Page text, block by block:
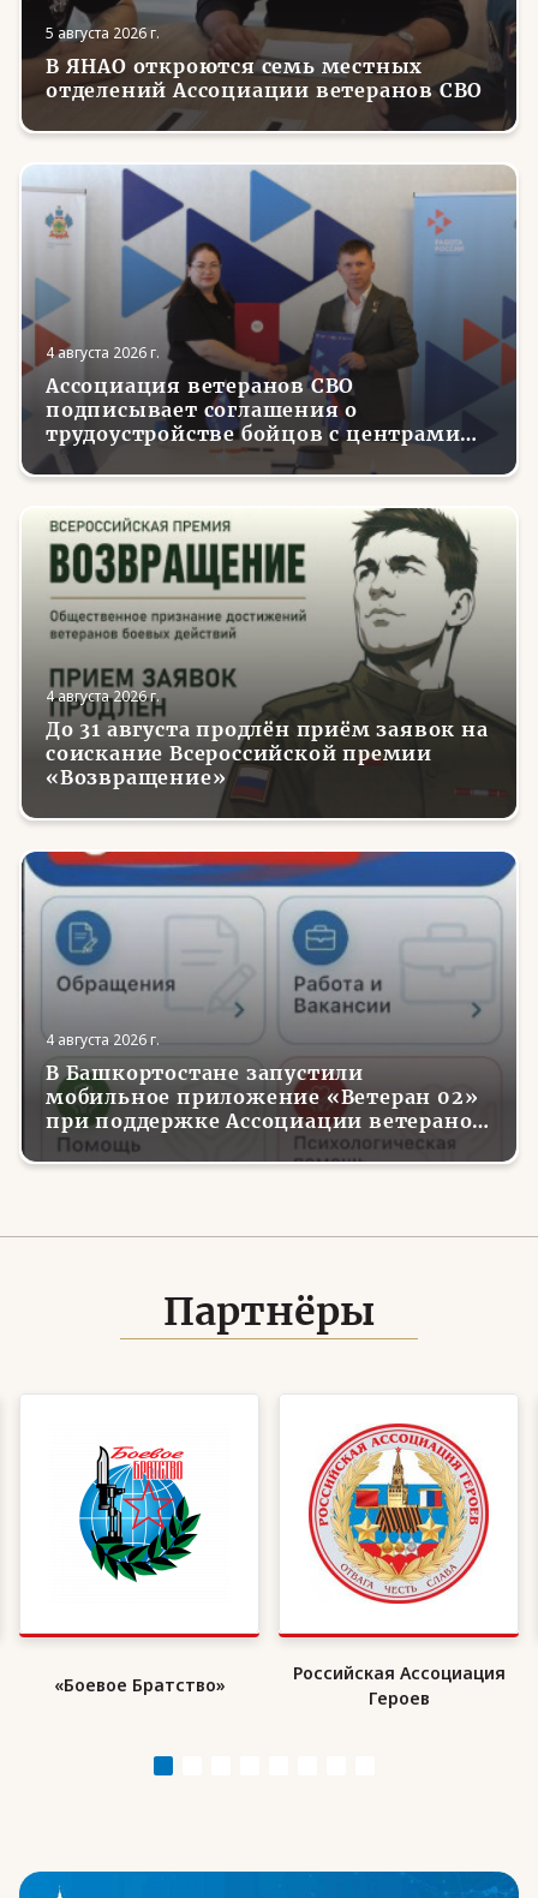
5 августа 2026 г.
В ЯНАО откроются семь местных
отделений Ассоциации ветеранов СВО
4 августа 2026 г.
Ассоциация ветеранов СВО
подписывает соглашения о
трудоустройстве бойцов с центрами
занятости в регионах России
4 августа 2026 г.
До 31 августа продлён приём заявок на
соискание Всероссийской премии
«Возвращение»
4 августа 2026 г.
В Башкортостане запустили
мобильное приложение «Ветеран 02»
при поддержке Ассоциации ветеранов
СВО
Партнёры
«Боевое Братство»
Российская Ассоциация
Героев